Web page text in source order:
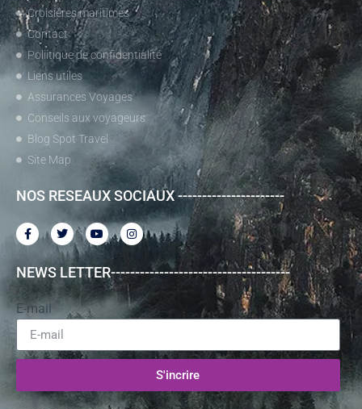
Croisières maritimes
Contact
Poliitique de confidentialité
Liens utiles
Assurances Voyages
Conseils aux voyageurs
Blog Spot Travel
Site Map
NOS RESEAUX SOCIAUX ----------------------
NEWS LETTER-------------------------------------
E-mail
S'incrire